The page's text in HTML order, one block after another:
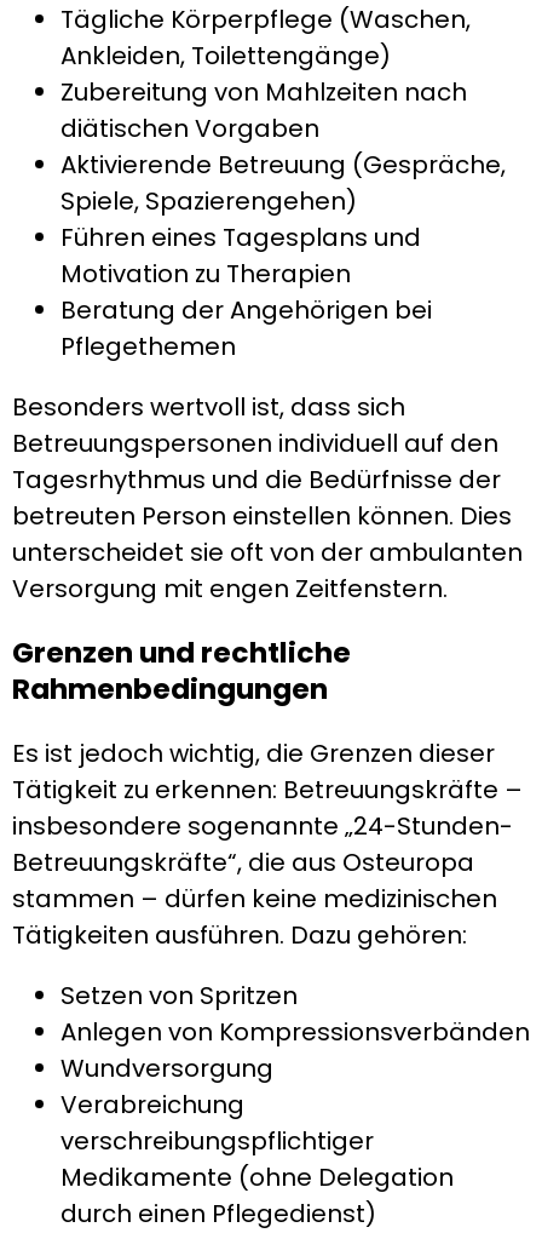
Tägliche Körperpflege (Waschen,
Ankleiden, Toilettengänge)
Zubereitung von Mahlzeiten nach
diätischen Vorgaben
Aktivierende Betreuung (Gespräche,
Spiele, Spazierengehen)
Führen eines Tagesplans und
Motivation zu Therapien
Beratung der Angehörigen bei
Pflegethemen
Besonders wertvoll ist, dass sich
Betreuungspersonen individuell auf den
Tagesrhythmus und die Bedürfnisse der
betreuten Person einstellen können. Dies
unterscheidet sie oft von der ambulanten
Versorgung mit engen Zeitfenstern.
Grenzen und rechtliche
Rahmenbedingungen
Es ist jedoch wichtig, die Grenzen dieser
Tätigkeit zu erkennen: Betreuungskräfte –
insbesondere sogenannte „24-Stunden-
Betreuungskräfte“, die aus Osteuropa
stammen – dürfen keine medizinischen
Tätigkeiten ausführen. Dazu gehören:
Setzen von Spritzen
Anlegen von Kompressionsverbänden
Wundversorgung
Verabreichung
verschreibungspflichtiger
Medikamente (ohne Delegation
durch einen Pflegedienst)